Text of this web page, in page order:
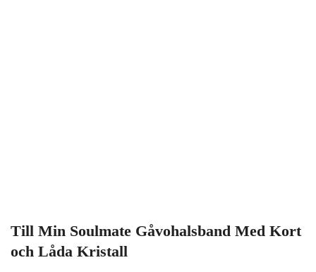
Till Min Soulmate Gåvohalsband Med Kort
och Låda Kristall